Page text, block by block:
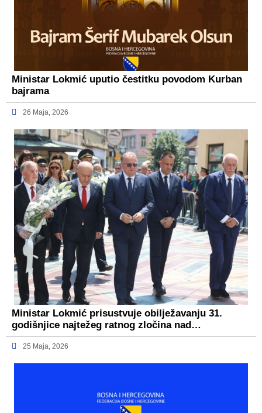
Ministar Lokmić uputio čestitku povodom Kurban
bajrama
26 Maja, 2026
Ministar Lokmić prisustvuje obilježavanju 31.
godišnjice najtežeg ratnog zločina nad…
25 Maja, 2026